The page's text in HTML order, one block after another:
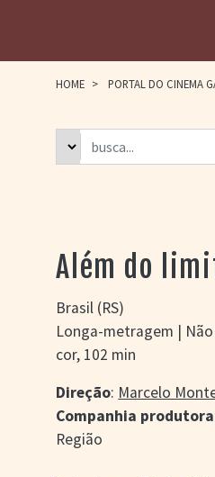
HOME > PORTAL DO CINEMA
Além do
Brasil (RS)
Longa-metragem |
cor, 102 min
Direção: Marcelo
Companhia produtora
Região